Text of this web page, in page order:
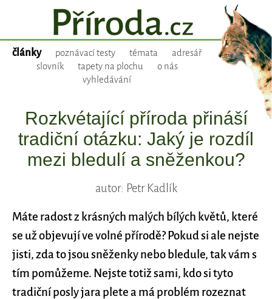
články poznávací testy témata
adresář
slovník
tapety na plochu
o nás
vyhledávání
Rozkvétající příroda přináší
tradiční otázku: Jaký je rozdíl
mezi bledulí a sněženkou?
autor: Petr Kadlík
Máte radost z krásných malých bílých květů, které
se už objevují ve volné přírodě? Pokud si ale nejste
jisti, zda to jsou sněženky nebo bledule, tak vám s
tím pomůžeme. Nejste totiž sami, kdo si tyto
tradiční posly jara plete a má problém rozeznat